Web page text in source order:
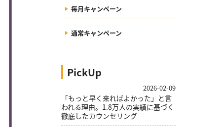
毎月キャンペーン
通常キャンペーン
PickUp
「もっと早く来ればよかった」と言
われる理由。1.8万人の実績に基づく
徹底したカウンセリング
2026-02-09